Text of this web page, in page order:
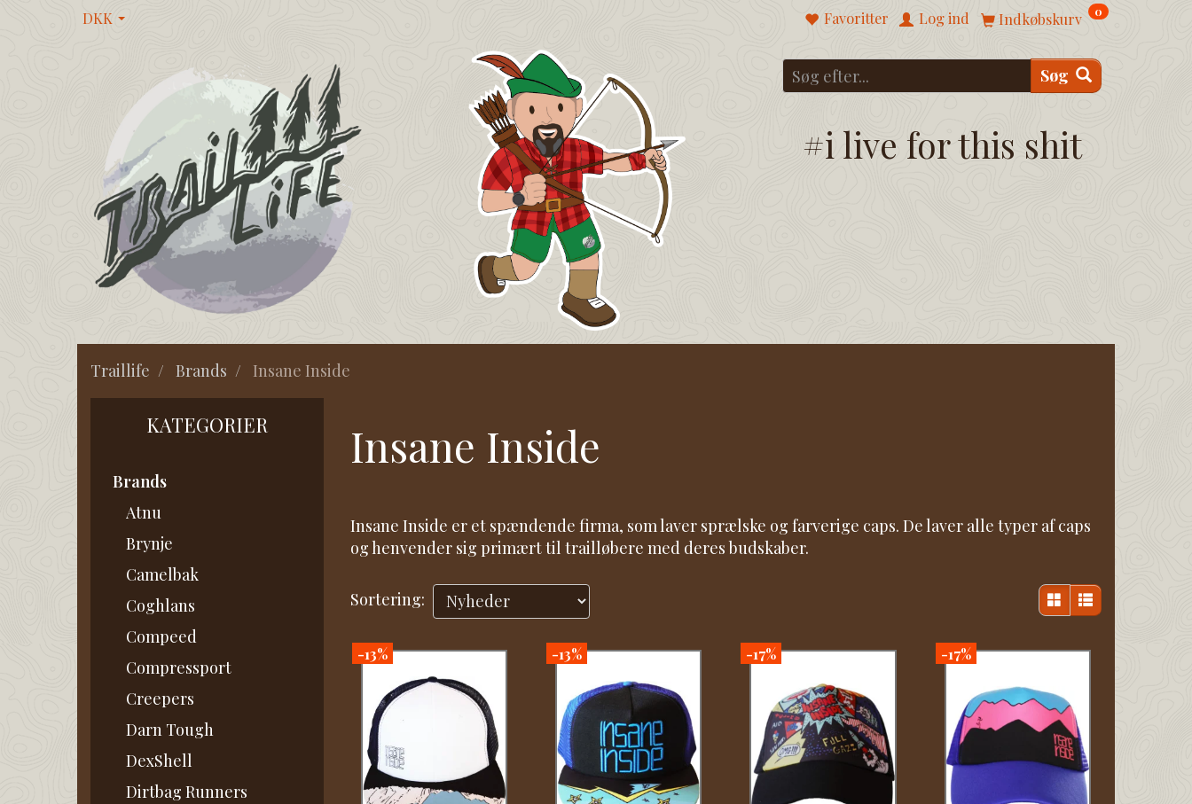
DKK Indkøbskurv 0
Favoritter Log ind
Søg
#i live for this shit
Traillife Brands Insane Inside
KATEGORIER
Brands
Atnu
Brynje
Camelbak
Coghlans
Compeed
Compressport
Creepers
Darn Tough
DexShell
Dirtbag Runners
Insane Inside
Insane Inside er et spændende firma, som laver sprælske og farverige caps. De laver alle typer af caps
og henvender sig primært til trailløbere med deres budskaber.
Sortering:
-13% -13% -17% -17%